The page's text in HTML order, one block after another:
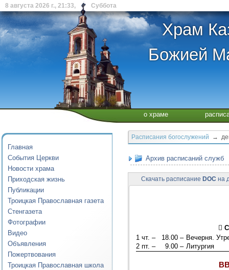
8 августа 2026 г., 21:33, Суббота
Храм
Божией
о храме
Главная
События Церкви
Новости храма
Приходская жизнь
Публикации
Троицкая Православная газета
Стенгазета
Фотографии
Видео
Объявления
Пожертвования
Троицкая Православная школа
Расписания богослужений →
Архив расписаний служб
Скачать расписание DOC на

1 чт. –
18.00 – Вечерня.
2 пт. –
9.00 – Литургия